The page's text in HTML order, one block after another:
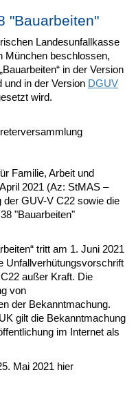
"Bauarbeiten"
Landesunfallkasse
München beschlossen,
in der Version
in der Version DGUV
wird.
Familie, Arbeit und
2021 (Az: StMAS –
der GUV-V C22 sowie die
"Bauarbeiten"
tritt am 1. Juni 2021
Unfallverhütungsvorschrift
außer Kraft. Die
von
der Bekanntmachung.
gilt die Bekanntmachung
im Internet als
Mai 2021 hier